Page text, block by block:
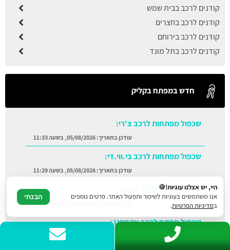
קודנים לרכב בבית שמש
קודנים לרכב בחצרים
קודנים לרכב בירוחם
קודנים לרכב בתל מונד
חדש במפתח בקליק
שכפול מפתחות לרכב צ'רי:
עודכן בתאריך:05/08/2026, בשעה 11:33
שכפול מפתחות לרכב בי.ווי.די:
עודכן בתאריך:05/08/2026, בשעה 11:29
שכפול מפתח לרכב לוטוס:
עודכן בתאריך:05/08/2026, בשעה 11:18
שכפול מפתח לרכב אקספנג:
קודנים לרכב בבאר שבע:
היי, יש אצלנו עוגיות!🍪
אנו משתמשים בעוגיות לשיפור ותפעול האתר. פרטים נוספים
במדיניות הפרטיות.
הבנתי